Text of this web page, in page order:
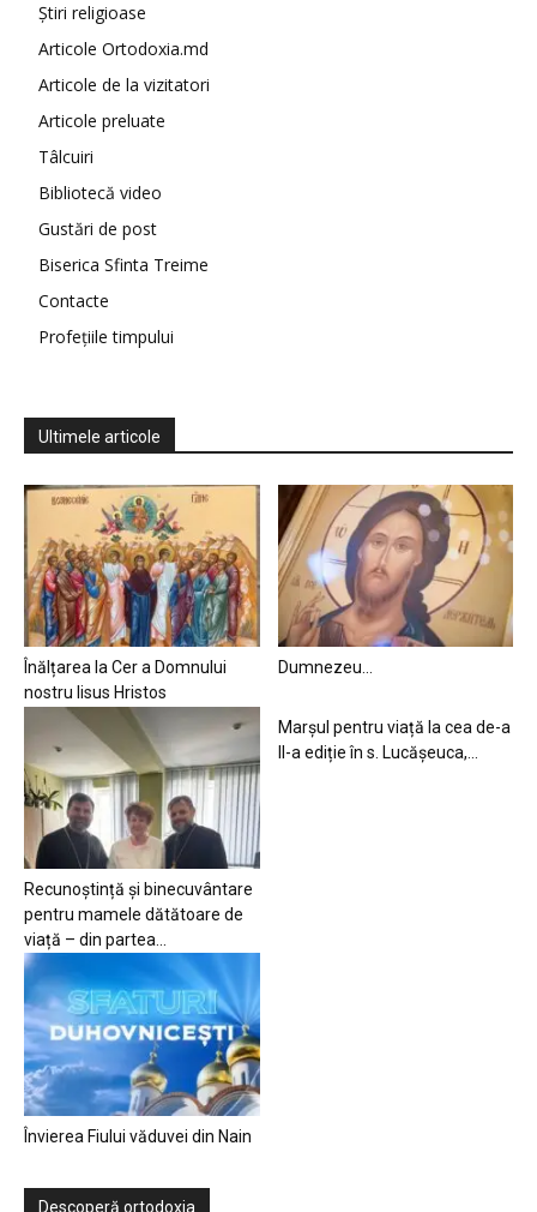
Știri religioase
Articole Ortodoxia.md
Articole de la vizitatori
Articole preluate
Tâlcuiri
Bibliotecă video
Gustări de post
Biserica Sfinta Treime
Contacte
Profețiile timpului
Ultimele articole
Înălțarea la Cer a Domnului
nostru Iisus Hristos
Dumnezeu…
Recunoștință și binecuvântare
pentru mamele dătătoare de
viață – din partea...
Marșul pentru viață la cea de-a
II-a ediție în s. Lucășeuca,...
Învierea Fiului văduvei din Nain
Descoperă ortodoxia